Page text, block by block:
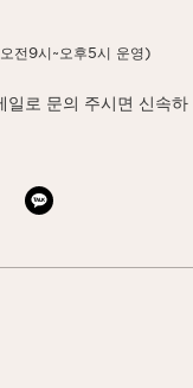
전9시~오후5시 운영)
일로 문의 주시면 신속하